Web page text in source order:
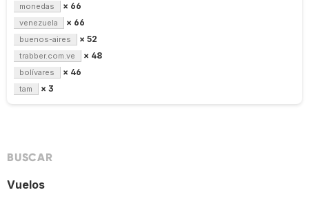
monedas × 66
venezuela × 66
buenos-aires × 52
trabber.com.ve × 48
bolívares × 46
tam × 3
BUSCAR
Vuelos